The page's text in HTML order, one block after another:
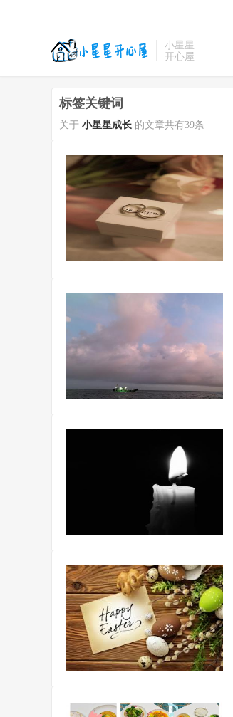
小星星
开心屋
标签关键词
关于 小星星成长 的文章共有39条